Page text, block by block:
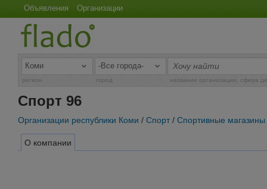
Объявления Организации
регион город название организации, сфера
Спорт 96
Организации республики Коми / Спорт / Спортивные магазины
О компании